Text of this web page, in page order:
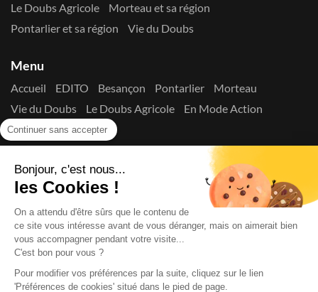
Continuer sans accepter
Bonjour, c'est nous...
les Cookies !
On a attendu d'être sûrs que le contenu de
ce site vous intéresse avant de vous déranger, mais on aimerait bien
vous accompagner pendant votre visite...
C'est bon pour vous ?
Pour modifier vos préférences par la suite, cliquez sur le lien
'Préférences de cookies' situé dans le pied de page.
Le Doubs Agricole
Morteau et sa région
Pontarlier et sa région
Vie du Doubs
Menu
Accueil EDITO Besançon Pontarlier
Morteau
Vie du Doubs
Le Doubs Agricole
En Mode Action
Contactez-nous !
Suivez-nous sur les réseaux
Copyright © 2026 La Presse du Doubs
2725-8165 - N° de commission paritaire : 1125 Y 94392
Données Personnelles
Mentions Légales